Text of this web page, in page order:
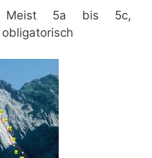
Meist 5a bis 5c,